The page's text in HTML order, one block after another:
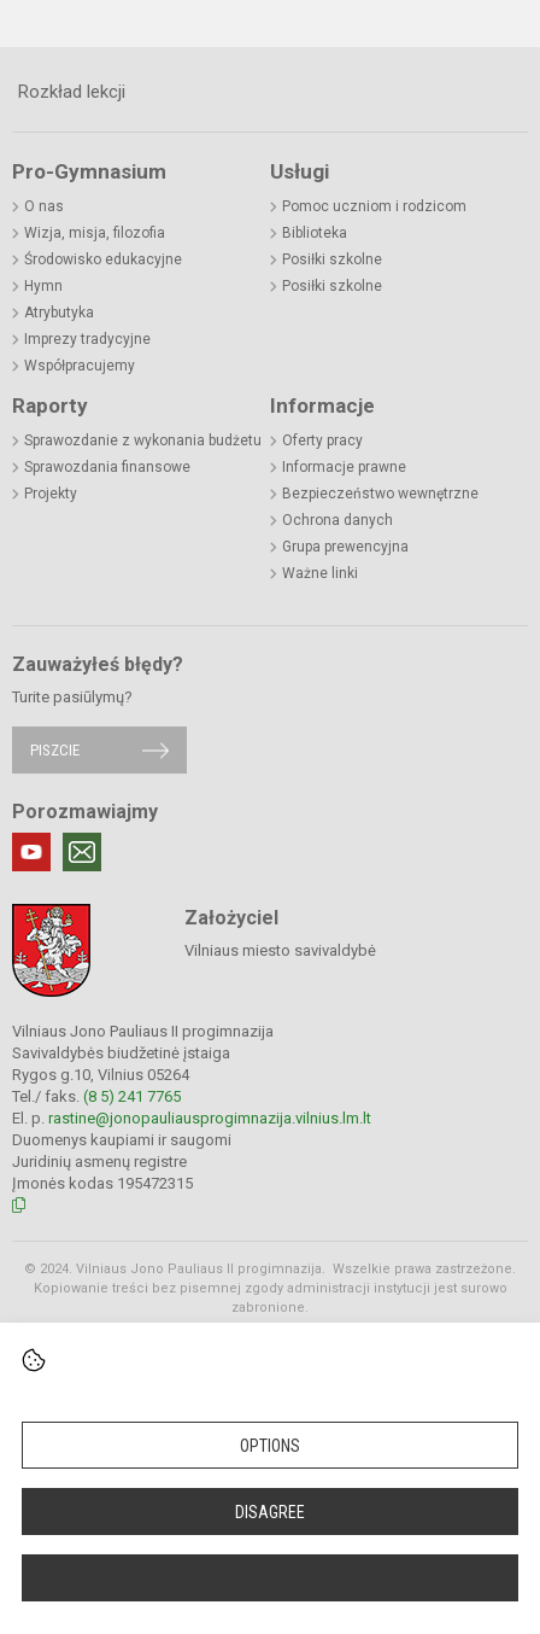
OPTIONS
DISAGREE
Rozkład lekcji
Pro-Gymnasium
O nas
Wizja, misja, filozofia
Środowisko edukacyjne
Hymn
Atrybutyka
Imprezy tradycyjne
Współpracujemy
Usługi
Pomoc uczniom i rodzicom
Biblioteka
Posiłki szkolne
Posiłki szkolne
Raporty
Sprawozdanie z wykonania budżetu
Sprawozdania finansowe
Projekty
Informacje
Oferty pracy
Informacje prawne
Bezpieczeństwo wewnętrzne
Ochrona danych
Grupa prewencyjna
Ważne linki
Zauważyłeś błędy?
Turite pasiūlymų?
PISZCIE
Porozmawiajmy
Założyciel
Vilniaus miesto savivaldybė
Vilniaus Jono Pauliaus II progimnazija
Savivaldybės biudžetinė įstaiga
Rygos g.10, Vilnius 05264
Tel./ faks. (8 5) 241 7765
El. p. rastine@jonopauliausprogimnazija.vilnius.lm.lt
Duomenys kaupiami ir saugomi
Juridinių asmenų registre
Įmonės kodas 195472315
© 2024. Vilniaus Jono Pauliaus II progimnazija. Wszelkie prawa zastrzeżone.
Kopiowanie treści bez pisemnej zgody administracji instytucji jest surowo
zabronione.